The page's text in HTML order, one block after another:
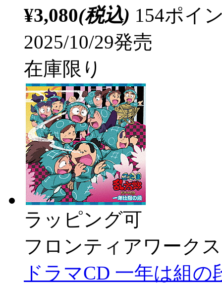
¥3,080(税込) 154ポイ
2025/10/29発売
在庫限り
ラッピング可
フロンティアワークス
ドラマCD 一年は組の